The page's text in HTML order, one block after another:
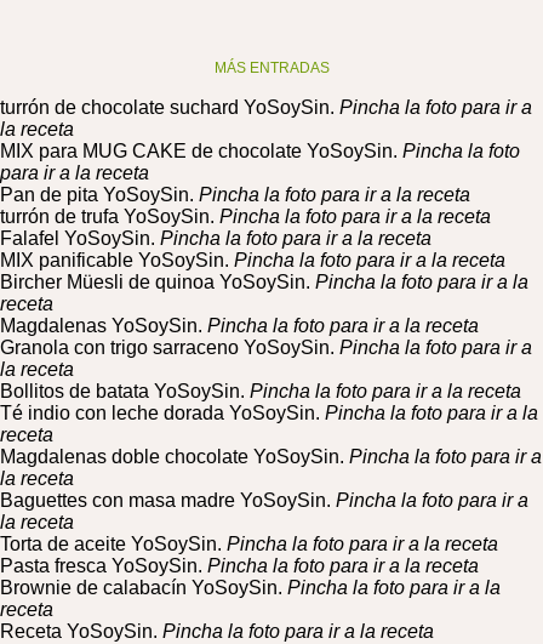
MÁS ENTRADAS
turrón de chocolate suchard YoSoySin. Pincha la foto para ir a
la receta
MIX para MUG CAKE de chocolate YoSoySin. Pincha la foto
para ir a la receta
Pan de pita YoSoySin. Pincha la foto para ir a la receta
turrón de trufa YoSoySin. Pincha la foto para ir a la receta
Falafel YoSoySin. Pincha la foto para ir a la receta
MIX panificable YoSoySin. Pincha la foto para ir a la receta
Bircher Müesli de quinoa YoSoySin. Pincha la foto para ir a la
receta
Magdalenas YoSoySin. Pincha la foto para ir a la receta
Granola con trigo sarraceno YoSoySin. Pincha la foto para ir a
la receta
Bollitos de batata YoSoySin. Pincha la foto para ir a la receta
Té indio con leche dorada YoSoySin. Pincha la foto para ir a la
receta
Magdalenas doble chocolate YoSoySin. Pincha la foto para ir a
la receta
Baguettes con masa madre YoSoySin. Pincha la foto para ir a
la receta
Torta de aceite YoSoySin. Pincha la foto para ir a la receta
Pasta fresca YoSoySin. Pincha la foto para ir a la receta
Brownie de calabacín YoSoySin. Pincha la foto para ir a la
receta
Receta YoSoySin. Pincha la foto para ir a la receta